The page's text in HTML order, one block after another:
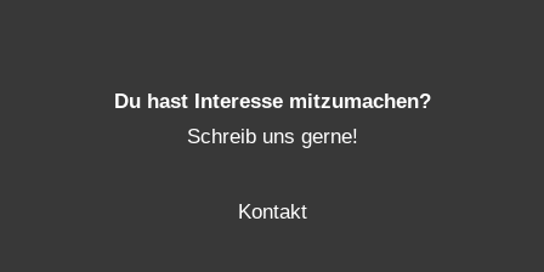
Du hast Interesse mitzumachen?
Schreib uns gerne!
Kontakt